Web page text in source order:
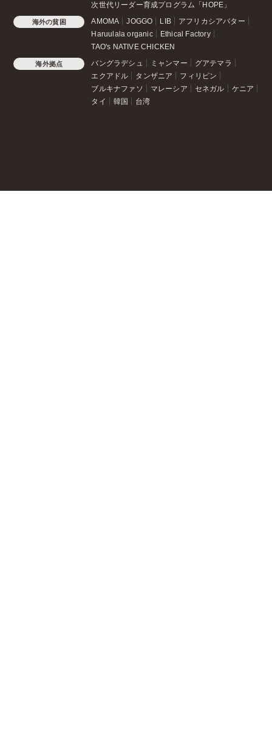
次世代リーダー育成プログラム「HOPE」
海外の貧困 AMOMA JOGGO LIB
アフリカシアバター
Haruulala organic
Ethical Factory
TAO's NATIVE CHICKEN
海外拠点 バングラデシュ ミャンマー
グアテマラ
エクアドル
タンザニア
フィリピン
ブルキナファソ
マレーシア セネガル
ケニア
タイ
韓国 台湾